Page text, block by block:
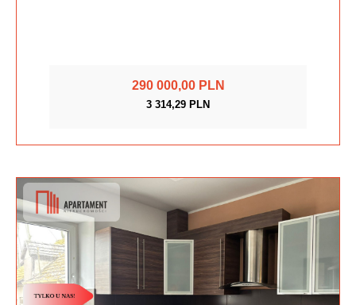
290 000,00 PLN
3 314,29 PLN